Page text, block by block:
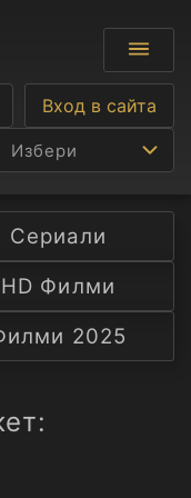
Избери
Ф
С
А
Вход в сайта
Сериали
HD Филми
2025